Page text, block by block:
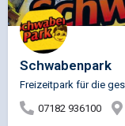
Schwabenpark
07182 936100